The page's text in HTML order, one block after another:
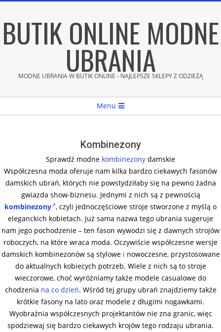
content
BUTIK ONLINE MODNE
UBRANIA
MODNE UBRANIA W BUTIK ONLINE - NAJLEPSZE SKLEPY Z ODZIEŻĄ
Menu
Kombinezony
Sprawdź modne kombinezony damskie
Współczesna moda oferuje nam kilka bardzo ciekawych fasonów
damskich ubrań, których nie powstydziłaby się na pewno żadna
gwiazda show-biznesu. Jednymi z nich są z pewnością
kombinezony , czyli jednoczęściowe stroje stworzone z myślą o
eleganckich kobietach. Już sama nazwa tego ubrania sugeruje
nam jego pochodzenie – ten fason wywodzi się z dawnych strojów
roboczych, na które wraca moda. Oczywiście współczesne wersje
damskich kombinezonów są stylowe i nowoczesne, przystosowane
do aktualnych kobiecych potrzeb. Wiele z nich są to stroje
wieczorowe, choć wyróżniamy także modele casualowe do
chodzenia na co dzień. Wśród tej grupy ubrań znajdziemy także
krótkie fasony na lato oraz modele z długimi nogawkami.
Wyobraźnia współczesnych projektantów nie zna granic, więc
spodziewaj się bardzo ciekawych krojów tego rodzaju ubrania.